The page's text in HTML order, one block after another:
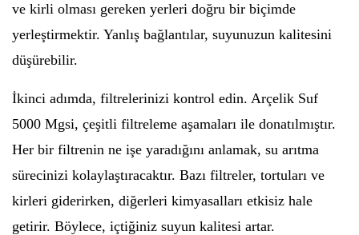
ve kirli olması gereken yerleri doğru bir biçimde
yerleştirmektir. Yanlış bağlantılar, suyunuzun kalitesini
düşürebilir.
İkinci adımda, filtrelerinizi kontrol edin. Arçelik Suf
5000 Mgsi, çeşitli filtreleme aşamaları ile donatılmıştır.
Her bir filtrenin ne işe yaradığını anlamak, su arıtma
sürecinizi kolaylaştıracaktır. Bazı filtreler, tortuları ve
kirleri giderirken, diğerleri kimyasalları etkisiz hale
getirir. Böylece, içtiğiniz suyun kalitesi artar.